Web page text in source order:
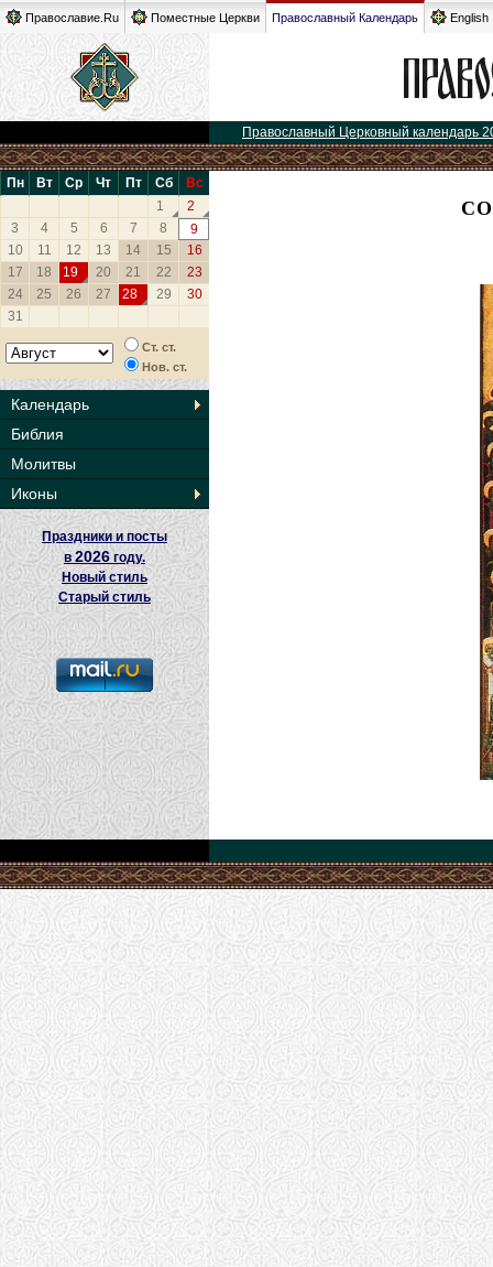
Православие.Ru Поместные Церкви Православный Календарь English
Православный Церковный календарь
Пн Вт Ср Чт Пт Сб
Вс
1
2
3
4 5 6 7 8
9
10
11 12 13 14 15
16
17
18 19 20 21 22
23
24
25 26 27 28 29
30
31
Ст. ст.
Нов. ст.
Календарь
Библия
Молитвы
Иконы
Праздники и посты
в2026 году.
Новый стиль
Старый стиль